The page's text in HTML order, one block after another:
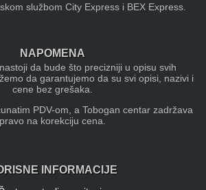
službom City Express i BEX Express.
NAPOMENA
da bude što precizniji u opisu svih
da garantujemo da su svi opisi, nazivi i
cene bez grešaka.
PDV-om, a Tobogan centar zadržava
pravo na korekciju cena.
INFORMACIJE